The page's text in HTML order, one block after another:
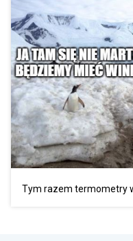
Tym razem termometry